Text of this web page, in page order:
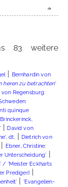
83 weitere
| Bernhardin von
heren zu betrachten'
Regensburg:
quinque
Brinckerinck,
| David von
dt. | Dietrich von
| Ebner, Christine:
Unterscheidung' |
/ 'Meister Eckharts
Prediger] |
| 'Evangelien-